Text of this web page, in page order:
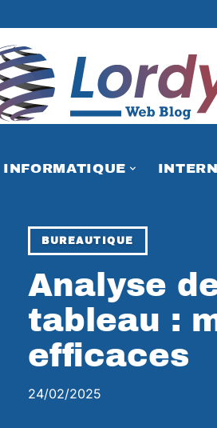
INFORMATIQUE
BUREAUTIQUE
Analyse
tableau :
efficaces
24/02/2025